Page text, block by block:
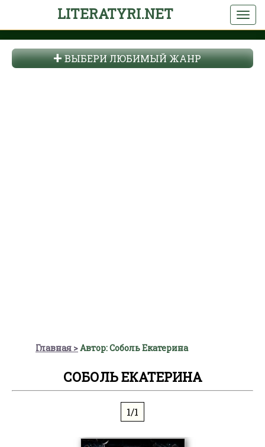
LITERATYRI.NET
ВЫБЕРИ ЛЮБИМЫЙ ЖАНР
Главная Автор: Соболь Екатерина
СОБОЛЬ ЕКАТЕРИНА
1/1